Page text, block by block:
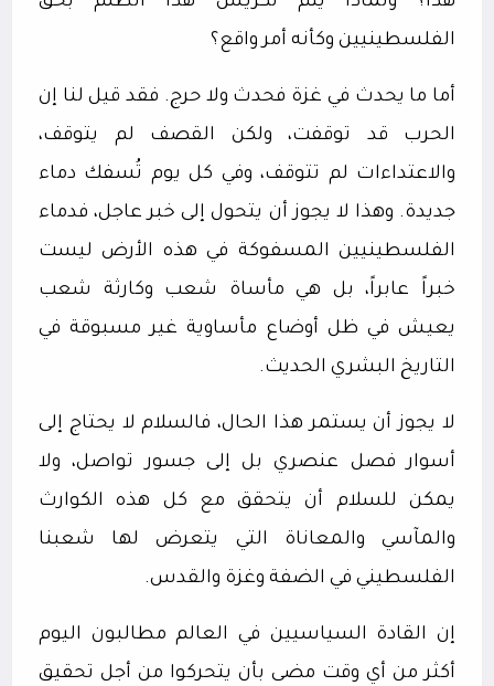
الفلسطينيين وكأنه أمر واقع؟
أما ما يحدث في غزة فحدث ولا حرج. فقد قيل لنا إن
الحرب قد توقفت، ولكن القصف لم يتوقف،
والاعتداءات لم تتوقف، وفي كل يوم تُسفك دماء
جديدة. وهذا لا يجوز أن يتحول إلى خبر عاجل، فدماء
الفلسطينيين المسفوكة في هذه الأرض ليست
خبراً عابراً، بل هي مأساة شعب وكارثة شعب
يعيش في ظل أوضاع مأساوية غير مسبوقة في
التاريخ البشري الحديث.
لا يجوز أن يستمر هذا الحال، فالسلام لا يحتاج إلى
أسوار فصل عنصري بل إلى جسور تواصل، ولا
يمكن للسلام أن يتحقق مع كل هذه الكوارث
والمآسي والمعاناة التي يتعرض لها شعبنا
الفلسطيني في الضفة وغزة والقدس.
إن القادة السياسيين في العالم مطالبون اليوم
أكثر من أي وقت مضى بأن يتحركوا من أجل تحقيق